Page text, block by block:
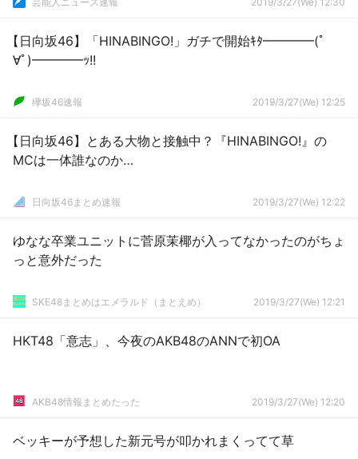
【日向坂46】「HINABINGO!」ガチで開始ｷﾀ━━━━(ﾟ
∀ﾟ)━━━━ｯ!!
欅坂46速報 2019/3/27(We) 12:25
【日向坂46】とある大物と接触中？『HINABINGO!』の
MCは一体誰なのか…
日向坂46まとめ速報 2019/3/27(We) 12:22
ゆなな卒業ユニットに菅原茉椰が入ってなかったのがちょ
っと意外だった
SKE48まとめはエメラルド（まとえめ） 2019/3/27(We) 12:21
HKT48「意志」、今夜のAKB48のANNで初OA
AKB48情報まとめたった 2019/3/27(We) 12:20
ベッキーが予想した新元号が叩かれまくってて草